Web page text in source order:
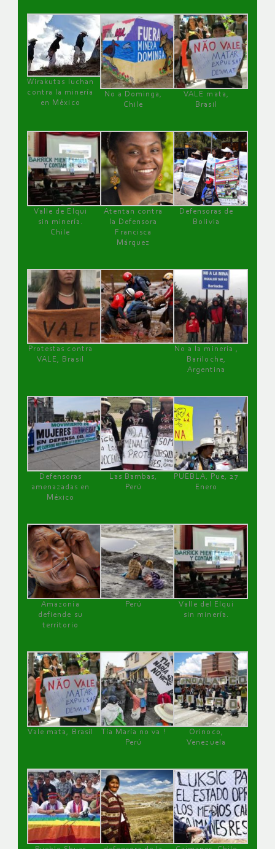
Wirakutas luchan
contra la minería
en México
No a Dominga,
Chile
VALE mata,
Brasil
Valle de Elqui
sin minería.
Chile
Atentan contra
la Defensora
Francisca
Márquez
Defensoras de
Bolivia
Protestas contra
VALE, Brasil
No a la minería ,
Bariloche,
Argentina
Defensoras
amenazadas en
México
Las Bambas,
Perú
PUEBLA, Pue, 27
Enero
Amazonía
defiende su
territorio
Perú
Valle del Elqui
sin minería.
Vale mata, Brasil
Tía María no va !
Perú
Orinoco,
Venezuela